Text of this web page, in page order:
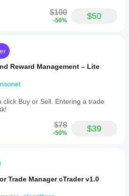
$100
-50% $50
Reward Management – Lite
click Buy or Sell. Entering a trade
$78
-50% $39
Trade Manager cTrader v1.0